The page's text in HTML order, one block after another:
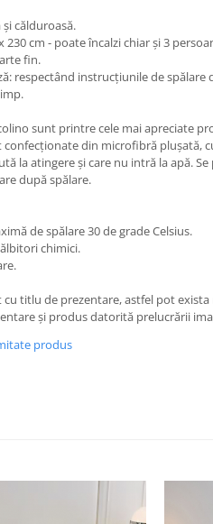
călduroasă.
230 cm - poate încalzi chiar și 3
fin.
respectând instrucțiunile de spălare
sunt printre cele mai apreciate
confecționate din microfibră plușată,
la atingere și care nu intră la apă.
după spălare.
de spălare 30 de grade Celsius.
chimici.
cu titlu de prezentare, astfel pot
și produs datorită prelucrării
produs